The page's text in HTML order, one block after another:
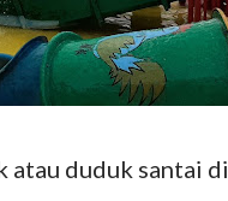
atau duduk santai di